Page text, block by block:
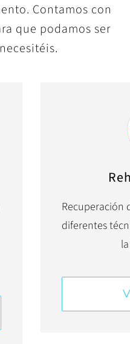
Contamos con
que podamos ser
Recuperación
diferentes